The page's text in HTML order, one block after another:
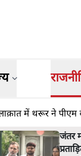
में थरूर ने पीएम
जंतर